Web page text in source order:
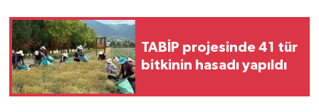
TABİP projesinde 41 tür
bitkinin hasadı yapıldı